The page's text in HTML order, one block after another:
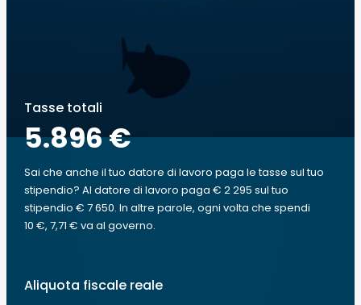
Tasse totali
5.896 €
Sai che anche il tuo datore di lavoro paga le tasse sul tuo
stipendio? Al datore di lavoro paga € 2 295 sul tuo
stipendio € 7 650. In altre parole, ogni volta che spendi
10 €, 7,71 € va al governo.
Aliquota fiscale reale